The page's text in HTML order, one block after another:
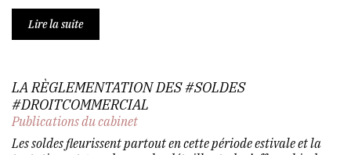
Lire la suite
LA RÈGLEMENTATION DES #SOLDES
#DROITCOMMERCIAL
Publications du cabinet
Les soldes fleurissent partout en cette période estivale et la